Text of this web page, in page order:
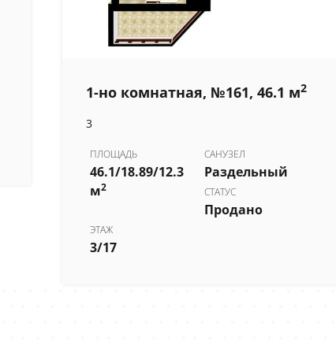
1-но комнатная, №161, 46.1 м2
3
ПЛОЩАДЬ
46.1/18.89/12.3
м2
САНУЗЕЛ
Раздельный
СТАТУС
Продано
ЭТАЖ
3/17